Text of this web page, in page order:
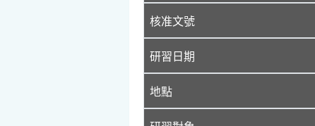
核准文號
研習日期
地點